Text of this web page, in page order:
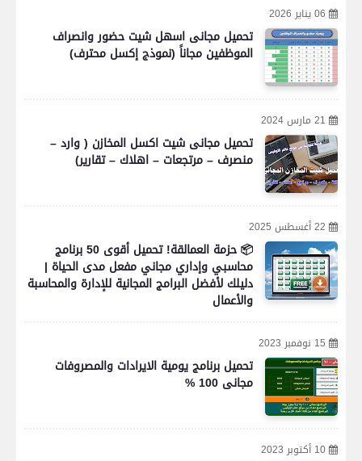
06 يناير 2026
تحميل مجانى اسهل شيت حضور وانصراف
الموظفين مجاناً (نموذج إكسل محترف)
21 مارس 2024
تحميل مجانى شيت اكسل المخازن ( وارد –
منصرف – مرتجعات – اهلاك – تقارير)
22 أغسطس 2025
📦 حزمة العمالقة! تحميل أقوى 50 برنامج
محاسبي وإداري مجاني مفعل مدى الحياة |
دليلك لأفضل البرامج المجانية للإدارة والمحاسبة
والأعمال
15 نوفمبر 2023
تحميل برنامج يومية الايرادات والمصروفات
مجانى 100 %
10 أكتوبر 2023